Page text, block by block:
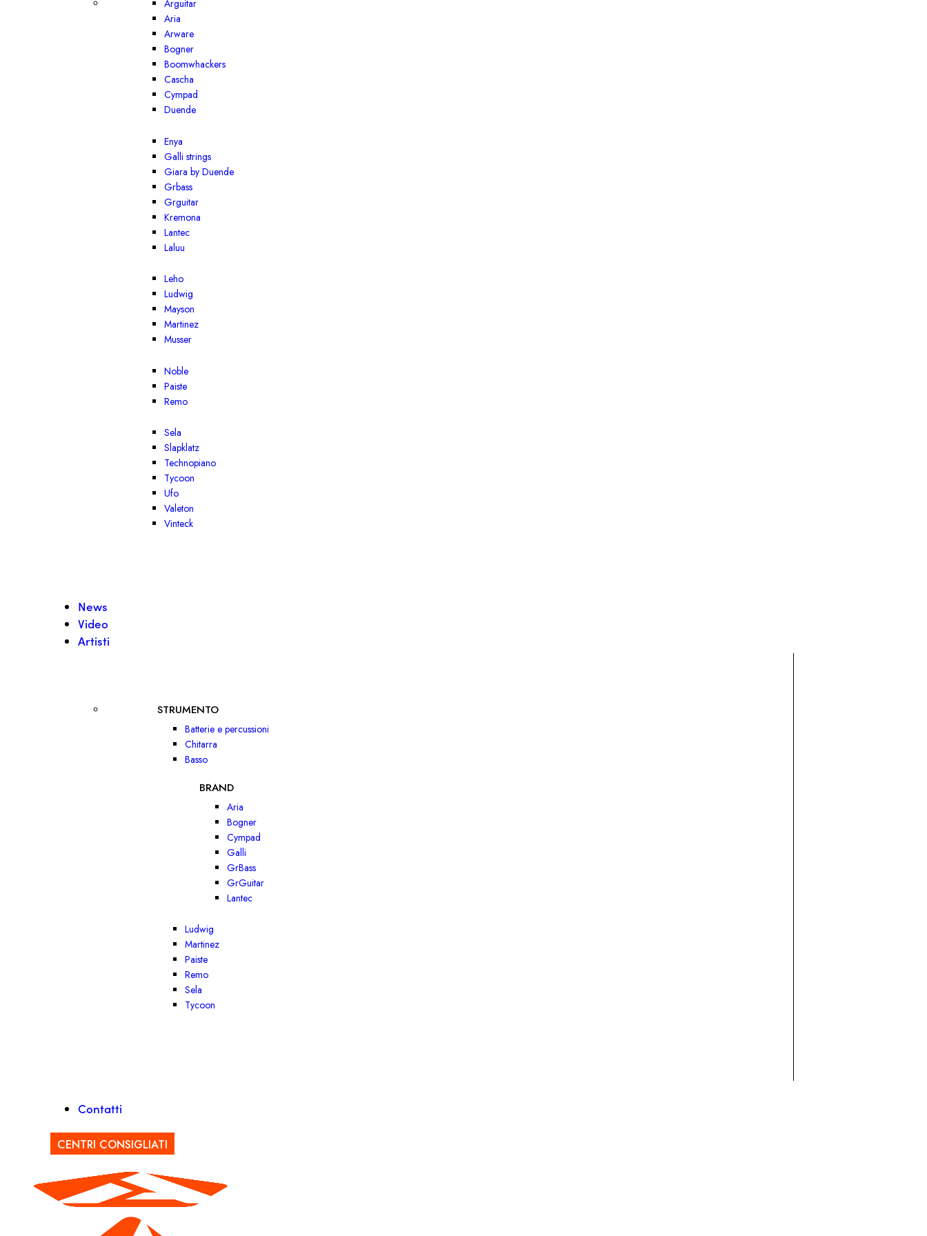
Arguitar
Aria
Arware
Bogner
Boomwhackers
Cascha
Cympad
Duende
Enya
Galli strings
Giara by Duende
Grbass
Grguitar
Kremona
Lantec
Laluu
Leho
Ludwig
Mayson
Martinez
Musser
Noble
Paiste
Remo
Sela
Slapklatz
Technopiano
Tycoon
Ufo
Valeton
Vinteck
News
Video
Artisti
STRUMENTO
Batterie e percussioni
Chitarra
Basso
BRAND
Aria
Bogner
Cympad
Galli
GrBass
GrGuitar
Lantec
Ludwig
Martinez
Paiste
Remo
Sela
Tycoon
Contatti
CENTRI CONSIGLIATI